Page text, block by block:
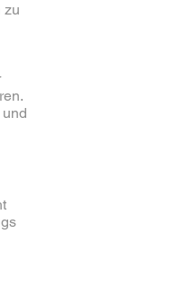
zu